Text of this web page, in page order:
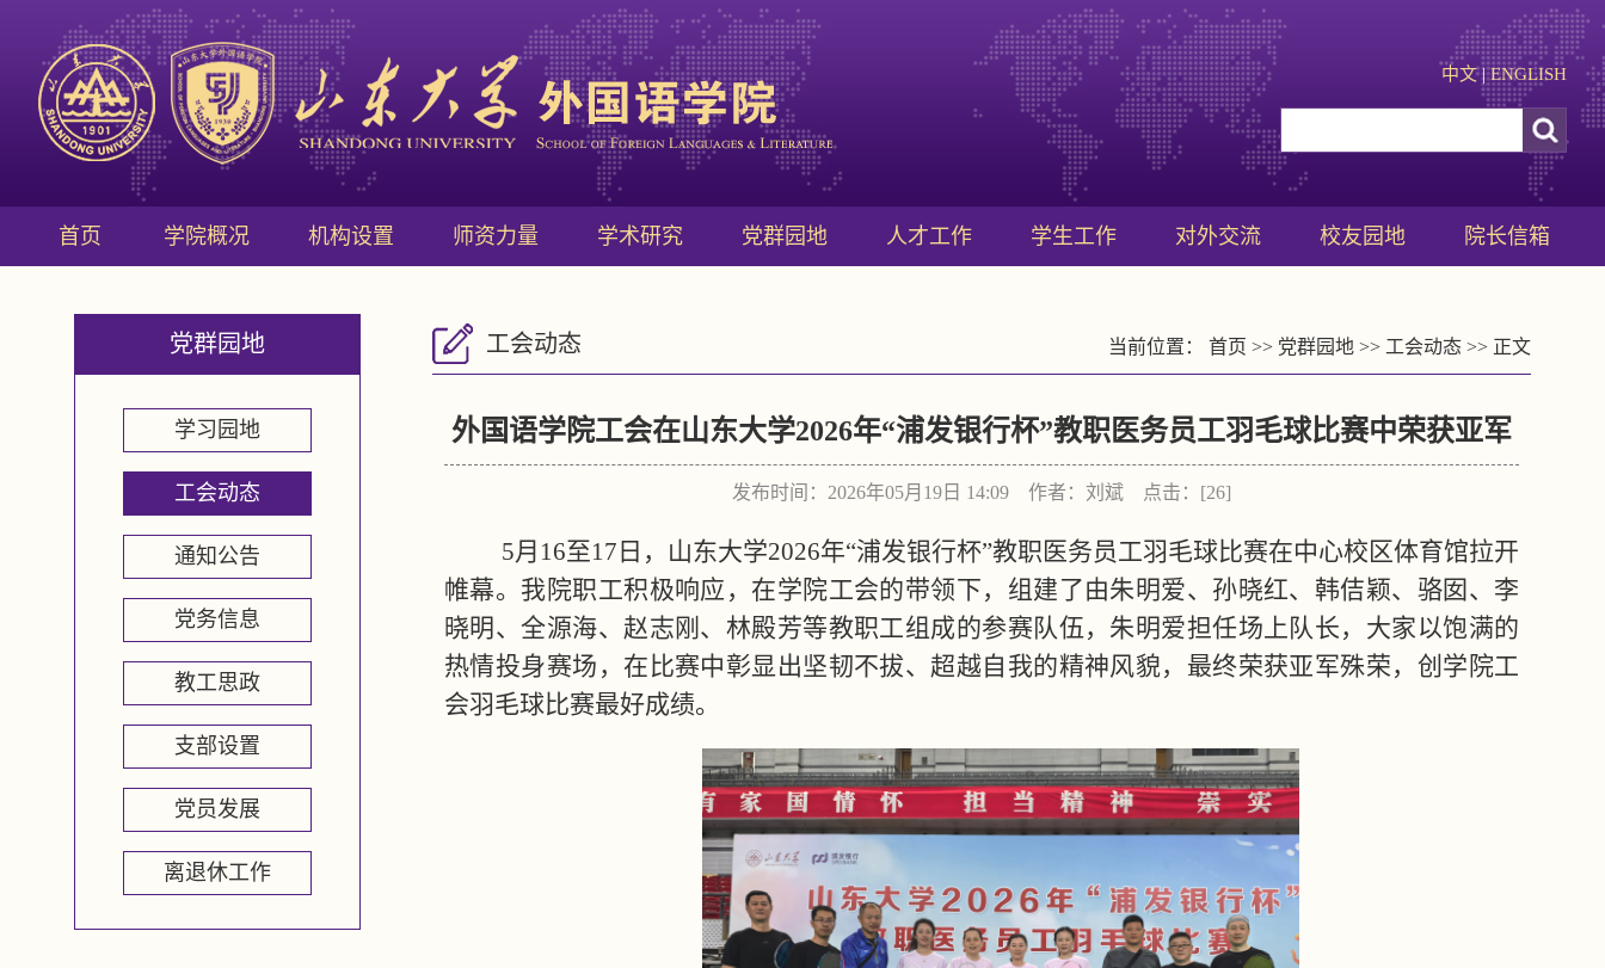
中文|ENGLISH
首页 学院概况 机构设置 师资力量 学术研究 党群园地 人才工作 学生工作 对外交流 校友园地 院长信箱
党群园地
学习园地
工会动态
通知公告
党务信息
教工思政
支部设置
党员发展
离退休工作
工会动态 当前位置： 首页 >> 党群园地 >> 工会动态 >> 正文
外国语学院工会在山东大学2026年“浦发银行杯”教职医务员工羽毛球比赛中荣获亚军
发布时间：2026年05月19日 14:09 作者：刘斌 点击：[26]
5月16至17日，山东大学2026年“浦发银行杯”教职医务员工羽毛球比赛在中心校区体育馆拉开
帷幕。我院职工积极响应，在学院工会的带领下，组建了由朱明爱、孙晓红、韩佶颖、骆囡、李
晓明、全源海、赵志刚、林殿芳等教职工组成的参赛队伍，朱明爱担任场上队长，大家以饱满的
热情投身赛场，在比赛中彰显出坚韧不拔、超越自我的精神风貌，最终荣获亚军殊荣，创学院工
会羽毛球比赛最好成绩。